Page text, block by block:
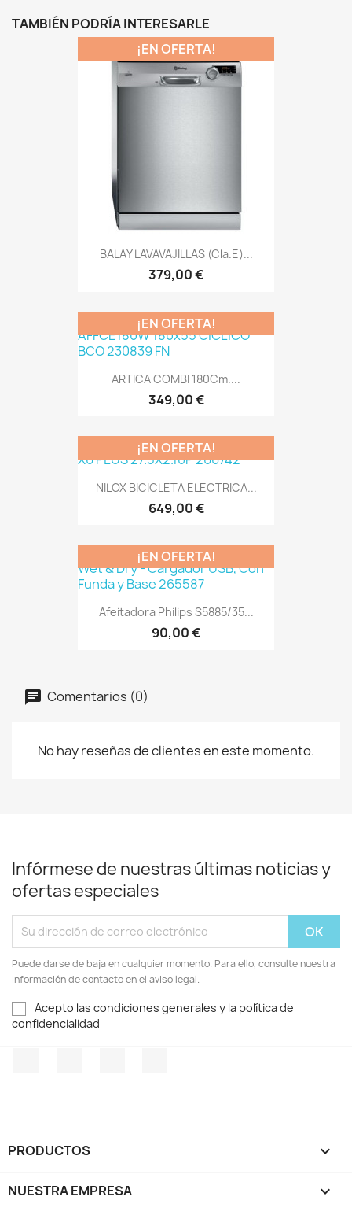
TAMBIÉN PODRÍA INTERESARLE
BALAY LAVAVAJILLAS (Cla.E)...
379,00 €
¡EN OFERTA!
ARTICA COMBI 180Cm....
349,00 €
¡EN OFERTA!
NILOX BICICLETA ELECTRICA...
649,00 €
¡EN OFERTA!
Afeitadora Philips S5885/35...
90,00 €
¡EN OFERTA!
Comentarios (0)
No hay reseñas de clientes en este momento.
Infórmese de nuestras últimas noticias y
ofertas especiales
Puede darse de baja en cualquier momento. Para ello, consulte nuestra
información de contacto en el aviso legal.
Acepto las condiciones generales y la política de
confidencialidad
PRODUCTOS 
NUESTRA EMPRESA 